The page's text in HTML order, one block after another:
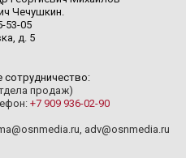
Чечушкин.
53-05
д. 5
сотрудничество:
продаж)
+7 909 936-02-90
, adv@osnmedia.ru